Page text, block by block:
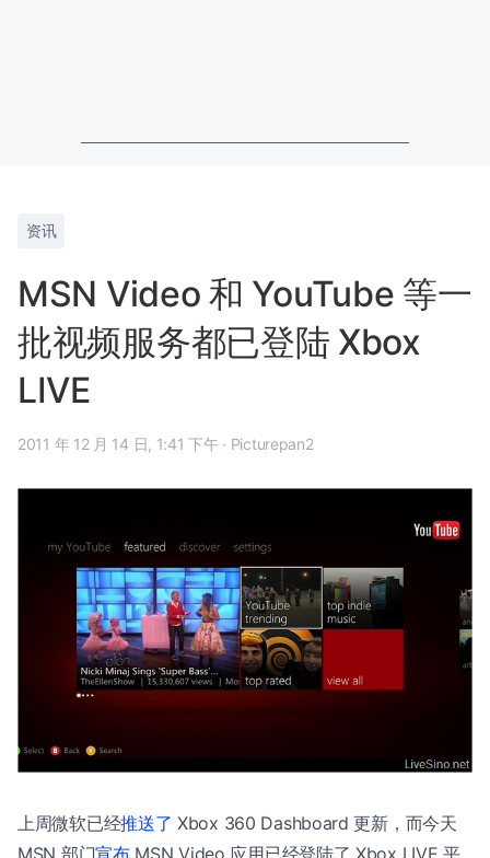
资讯
MSN Video 和 YouTube 等一
批视频服务都已登陆 Xbox
LIVE
2011 年 12 月 14 日, 1:41 下午 · Picturepan2
上周微软已经推送了 Xbox 360 Dashboard 更新，而今天
MSN 部门宣布MSN Video 应用已经登陆了 Xbox LIVE 平